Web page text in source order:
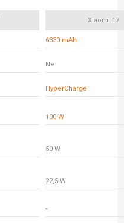
Xiaomi 17
6330 mAh
Ne
HyperCharge
100 W
50 W
22,5 W
-